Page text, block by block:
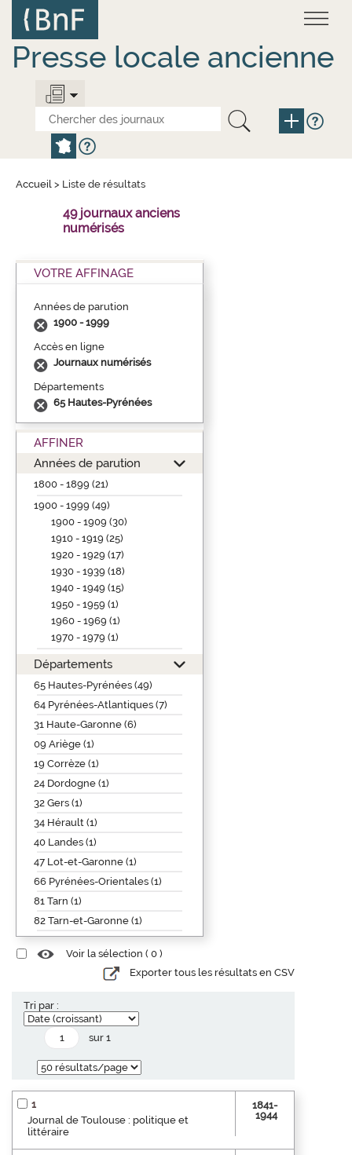
contenu
principal
Presse locale ancienne
Accueil > Liste de résultats
49 journaux anciens
numérisés
VOTRE AFFINAGE
Années de parution
1900 - 1999
Accès en ligne
Journaux numérisés
Départements
65 Hautes-Pyrénées
AFFINER
Années de parution
1800 - 1899 (21)
1900 - 1999 (49)
1900 - 1909 (30)
1910 - 1919 (25)
1920 - 1929 (17)
1930 - 1939 (18)
1940 - 1949 (15)
1950 - 1959 (1)
1960 - 1969 (1)
1970 - 1979 (1)
Départements
65 Hautes-Pyrénées (49)
64 Pyrénées-Atlantiques (7)
31 Haute-Garonne (6)
09 Ariège (1)
19 Corrèze (1)
24 Dordogne (1)
32 Gers (1)
34 Hérault (1)
40 Landes (1)
47 Lot-et-Garonne (1)
66 Pyrénées-Orientales (1)
81 Tarn (1)
82 Tarn-et-Garonne (1)
Voir la sélection ( 0 )
Exporter tous les résultats en CSV
Tri par :
sur 1
1
Journal de Toulouse : politique et
littéraire
1841-
1944
Panneau de gestion des cookies